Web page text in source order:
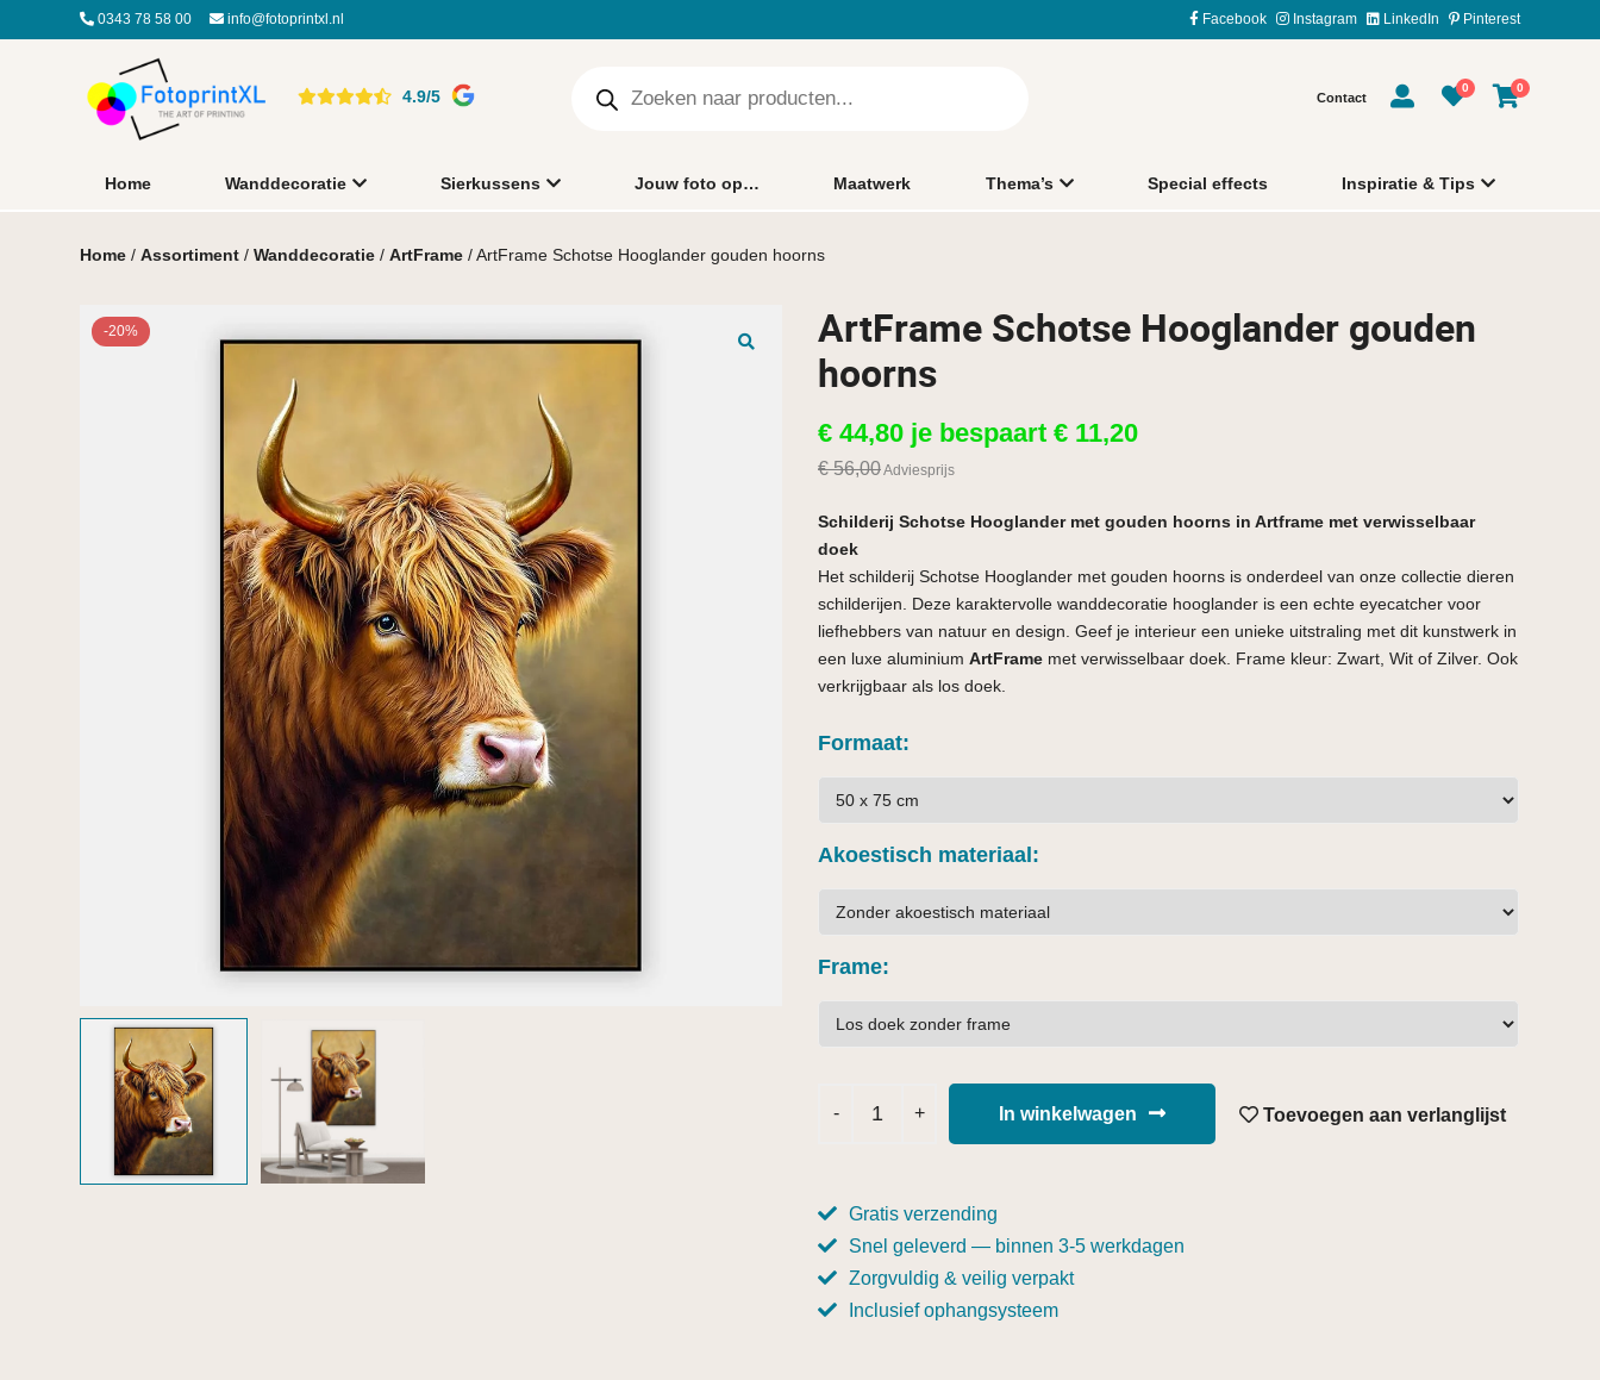
0343 78 58 00 info@fotoprintxl.nl Facebook Instagram LinkedIn Pinterest
4.9/5 Contact
0 0
Home Wanddecoratie Sierkussens Jouw foto op… Maatwerk Thema’s Special effects Inspiratie & Tips
Home /Assortiment /Wanddecoratie /ArtFrame / ArtFrame Schotse Hooglander gouden hoorns
-20%
ArtFrame Schotse Hooglander gouden
hoorns
€ 44,80 je bespaart € 11,20
€56,00Adviesprijs
Schilderij Schotse Hooglander met gouden hoorns in Artframe met verwisselbaar
doek
Het schilderij Schotse Hooglander met gouden hoorns is onderdeel van onze collectie dieren
schilderijen. Deze karaktervolle wanddecoratie hooglander is een echte eyecatcher voor
liefhebbers van natuur en design. Geef je interieur een unieke uitstraling met dit kunstwerk in
een luxe aluminium ArtFrame met verwisselbaar doek. Frame kleur: Zwart, Wit of Zilver. Ook
verkrijgbaar als los doek.
Formaat
Akoestisch materiaal
Frame
In winkelwagen Toevoegen aan verlanglijst
Gratis verzending
Snel geleverd — binnen 3-5 werkdagen
Zorgvuldig & veilig verpakt
Inclusief ophangsysteem